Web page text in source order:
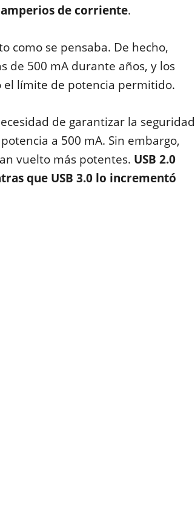
de corriente.
como se pensaba. De hecho,
de 500 mA durante años, y los
límite de potencia permitido.
de garantizar la seguridad
a 500 mA. Sin embargo,
vuelto más potentes. USB 2.0
que USB 3.0 lo incrementó